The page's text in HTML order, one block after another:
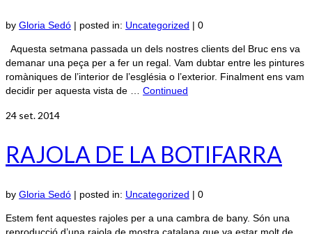
by Gloria Sedó | posted in: Uncategorized | 0
Aquesta setmana passada un dels nostres clients del Bruc ens va
demanar una peça per a fer un regal. Vam dubtar entre les pintures
romàniques de l’interior de l’església o l’exterior. Finalment ens vam
decidir per aquesta vista de … Continued
24 set. 2014
RAJOLA DE LA BOTIFARRA
by Gloria Sedó | posted in: Uncategorized | 0
Estem fent aquestes rajoles per a una cambra de bany. Són una
reproducció d’una rajola de mostra catalana que va estar molt de